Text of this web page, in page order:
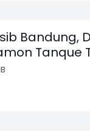
Bandung,
Tanque